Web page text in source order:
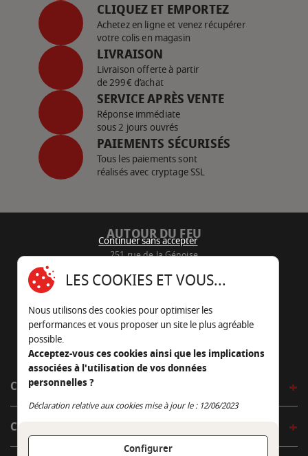
CLIQUEZ ET EMPORTEZ
Achetez en ligne et venez récupérer
votre colis en magasin
LIVRAISON
Livraison offerte à partir
de 299€ d’achat
SERVICE APRÈS VENTE
Réponse immédiate
sous 2 jours ouvrés
PAIEMENTS SÉCURISÉS
Tous les paiements sont
réalisés avec cryptage SSL
AUTOUR DU FEU
251 rue de la Génoise
05 45 22 98 09
Nous envoyer un e-mail
CÔTÉ OUTDOOR
CÔTÉ INDOOR
Continuer sans accepter
LES COOKIES ET VOUS...
Nous utilisons des cookies pour optimiser les
performances et vous proposer un site le plus agréable
possible.
Acceptez-vous ces cookies ainsi que les implications
associées à l'utilisation de vos données
personnelles ?
Déclaration relative aux cookies mise à jour le : 12/06/2023
Configurer
Continuer sans accepter